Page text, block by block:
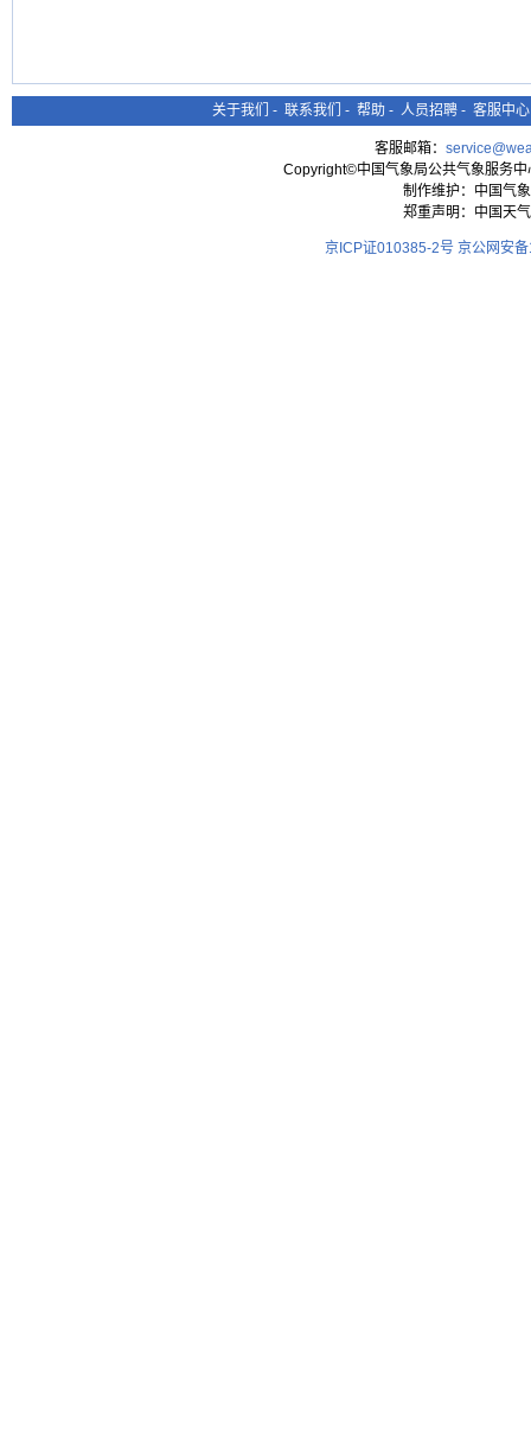
关于我们 - 联系我们 - 帮助 - 人员招聘 - 客服中心
客服邮箱：
Copyright©中国气象局公共气象服务
制作维护：中国气
郑重声明：中国天
京ICP证010385-2号 京公网安